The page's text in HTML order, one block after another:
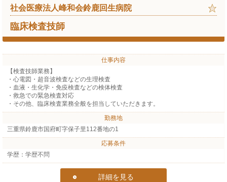
社会医療法人峰和会鈴鹿回生病院
臨床検査技師
仕事内容
【検査技師業務】
・心電図・超音波検査などの生理検査
・血液・生化学・免疫検査などの検体検査
・救急での緊急検査対応
・その他、臨床検査業務全般を担当していただきます。
勤務地
三重県鈴鹿市国府町字保子里112番地の1
応募条件
学歴：学歴不問
詳細を見る